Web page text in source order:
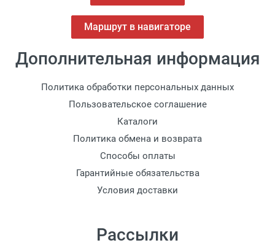
Маршрут в навигаторе
Дополнительная информация
Политика обработки персональных данных
Пользовательское соглашение
Каталоги
Политика обмена и возврата
Способы оплаты
Гарантийные обязательства
Условия доставки
Рассылки